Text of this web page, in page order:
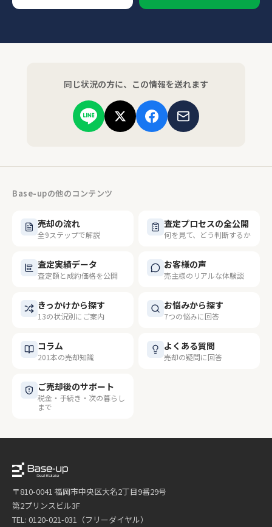
同じ状況の方に、この情報を送れます
Base-upの他のコンテンツ
売却の流れ
全9ステップで解説
査定プロセスの全公開
何を見て、どう判断するか
査定実績データ
査定額と成約価格を公開
お客様の声
売主様のリアルな体験談
きっかけから探す
13の状況別にご案内
お悩みから探す
7つの悩みに回答
コラム
201本の売却知識
よくある質問
売却の疑問に回答
ご売却後のサポート
税金・手続き・次の暮らし
まで
〒810-0041 福岡市中央区大名2丁目9番29号
第2プリンスビル3F
TEL: 0120-021-031（フリーダイヤル）